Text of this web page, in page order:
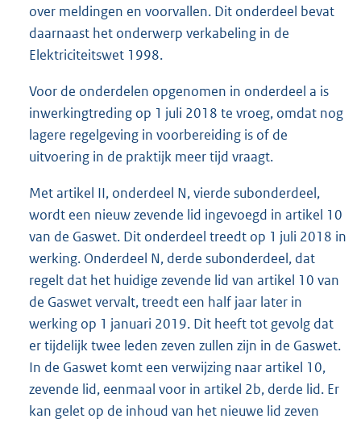
over meldingen en voorvallen. Dit onderdeel bevat
daarnaast het onderwerp verkabeling in de
Elektriciteitswet 1998.
Voor de onderdelen opgenomen in onderdeel a is
inwerkingtreding op 1 juli 2018 te vroeg, omdat nog
lagere regelgeving in voorbereiding is of de
uitvoering in de praktijk meer tijd vraagt.
Met artikel II, onderdeel N, vierde subonderdeel,
wordt een nieuw zevende lid ingevoegd in artikel 10
van de Gaswet. Dit onderdeel treedt op 1 juli 2018 in
werking. Onderdeel N, derde subonderdeel, dat
regelt dat het huidige zevende lid van artikel 10 van
de Gaswet vervalt, treedt een half jaar later in
werking op 1 januari 2019. Dit heeft tot gevolg dat
er tijdelijk twee leden zeven zullen zijn in de Gaswet.
In de Gaswet komt een verwijzing naar artikel 10,
zevende lid, eenmaal voor in artikel 2b, derde lid. Er
kan gelet op de inhoud van het nieuwe lid zeven